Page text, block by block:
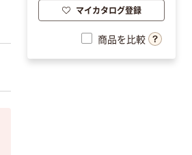
マイカタログ登録
商品を比較